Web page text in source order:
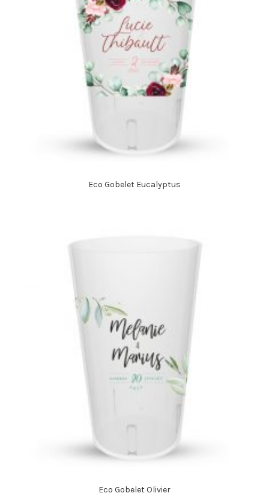
Eco Gobelet Eucalyptus
Eco Gobelet Olivier